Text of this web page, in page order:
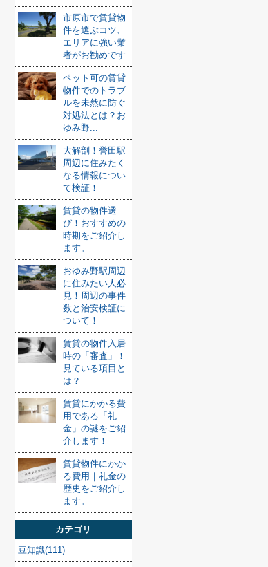
市原市で賃貸物
件を選ぶコツ、
エリアに強い業
者がお勧めです
ペット可の賃貸
物件でのトラブ
ルを未然に防ぐ
対処法とは？お
ゆみ野...
大解剖！誉田駅
周辺に住みたく
なる情報につい
て検証！
賃貸の物件選
び！おすすめの
時期をご紹介し
ます。
おゆみ野駅周辺
に住みたい人必
見！周辺の事件
数と治安検証に
ついて！
賃貸の物件入居
時の「審査」！
見ている項目と
は？
賃貸にかかる費
用である「礼
金」の謎をご紹
介します！
賃貸物件にかか
る費用｜礼金の
歴史をご紹介し
ます。
カテゴリ
豆知識(111)